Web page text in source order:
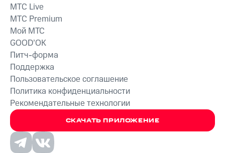
СКАЧАТЬ ПРИЛОЖЕНИЕ
MTС Live
MTС Premium
Мой МТС
GOOD’OK
Питч-форма
Поддержка
Пользовательское соглашение
Политика конфиденциальности
Рекомендательные технологии